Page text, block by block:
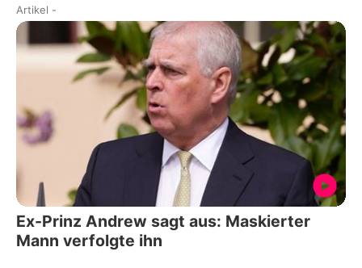
Artikel -
Ex-Prinz Andrew sagt aus: Maskierter
Mann verfolgte ihn